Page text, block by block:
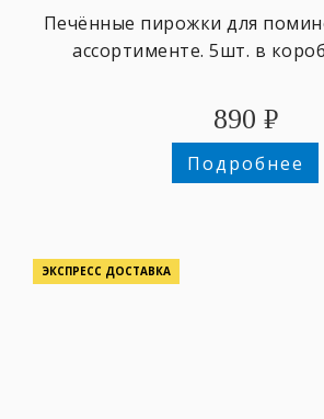
Печённые пирожки для
ассортименте. 5шт. в
890 ₽
Подробнее
ЭКСПРЕСС ДОСТАВКА